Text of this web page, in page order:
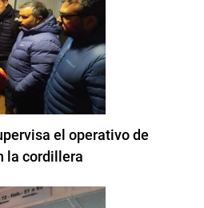
el operativo de
la cordillera